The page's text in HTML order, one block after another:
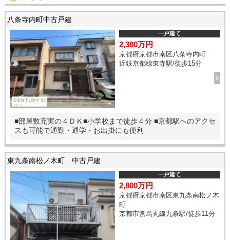
一戸建て
2,380万円
京都府京都市南区八条寺内町
近鉄京都線東寺駅/徒歩15分
■部屋数充実の４ＤＫ■小学校まで徒歩４分 ■京都駅へのアクセ
スも可能で通勤・通学・お出掛にも便利
八条寺内町中古戸建
一戸建て
2,800万円
京都府京都市南区東九条南松ノ木
町
京都市営烏丸線九条駅/徒歩11分
東九条南松ノ木町 中古戸建